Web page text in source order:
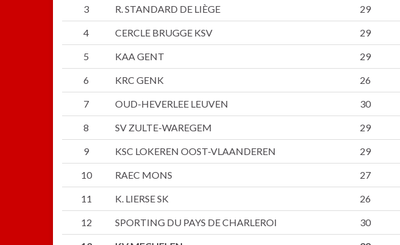
3 R. STANDARD DE LIÈGE 29
4 CERCLE BRUGGE KSV 29
5 KAA GENT 29
6 KRC GENK 26
7 OUD-HEVERLEE LEUVEN 30
8 SV ZULTE-WAREGEM 29
9 KSC LOKEREN OOST-VLAANDEREN 29
10 RAEC MONS 27
11 K. LIERSE SK 26
12 SPORTING DU PAYS DE CHARLEROI 30